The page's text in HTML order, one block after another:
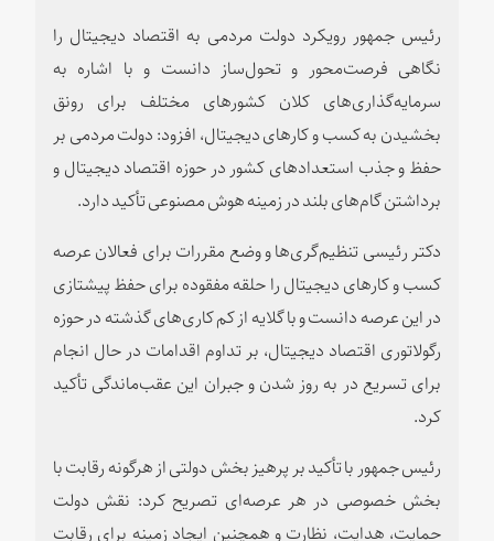
رئیس جمهور رویکرد دولت مردمی به اقتصاد دیجیتال را
نگاهی فرصت‌محور و تحول‌ساز دانست و با اشاره به
سرمایه‌گذاری‌های کلان کشورهای مختلف برای رونق
بخشیدن به کسب و کارهای دیجیتال، افزود: دولت مردمی بر
حفظ و جذب استعدادهای کشور در حوزه اقتصاد دیجیتال و
برداشتن گام‌های بلند در زمینه هوش مصنوعی تأکید دارد.
دکتر رئیسی تنظیم‌گری‌ها و وضع مقررات برای فعالان عرصه
کسب و کارهای دیجیتال را حلقه مفقوده برای حفظ پیشتازی
در این عرصه دانست و با گلایه از کم کاری‌های گذشته در حوزه
رگولاتوری اقتصاد دیجیتال، بر تداوم اقدامات در حال انجام
برای تسریع در به روز شدن و جبران این عقب‌ماندگی تأکید
کرد.
رئیس جمهور با تأکید بر پرهیز بخش دولتی از هرگونه رقابت با
بخش خصوصی در هر عرصه‌ای تصریح کرد: نقش دولت
حمایت، هدایت، نظارت و همچنین ایجاد زمینه برای رقابت